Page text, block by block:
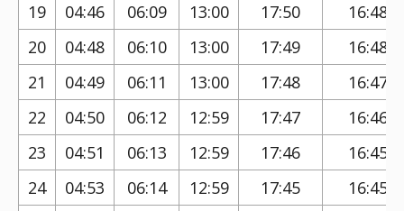
19
04:46 06:09 13:00 17:50
16:48
20
04:48 06:10 13:00 17:49
16:48
21
04:49 06:11 13:00 17:48
16:47
22
04:50 06:12 12:59 17:47
16:46
23
04:51 06:13 12:59 17:46
16:45
24
04:53 06:14 12:59 17:45
16:45